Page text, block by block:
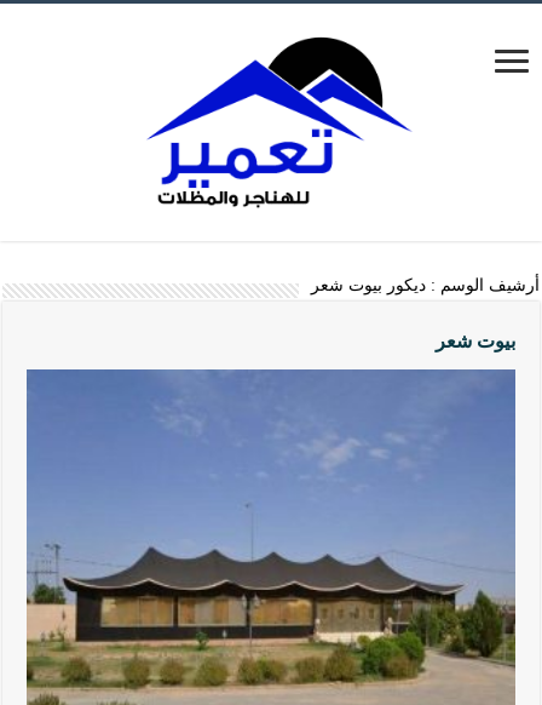
أرشيف الوسم : ديكور بيوت شعر
بيوت شعر